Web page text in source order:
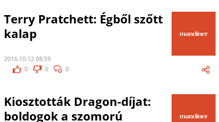
Terry Pratchett: Égből szőtt
kalap
2016.10.12 08:59
0
0 0
Kiosztották Dragon-díjat:
boldogok a szomorú